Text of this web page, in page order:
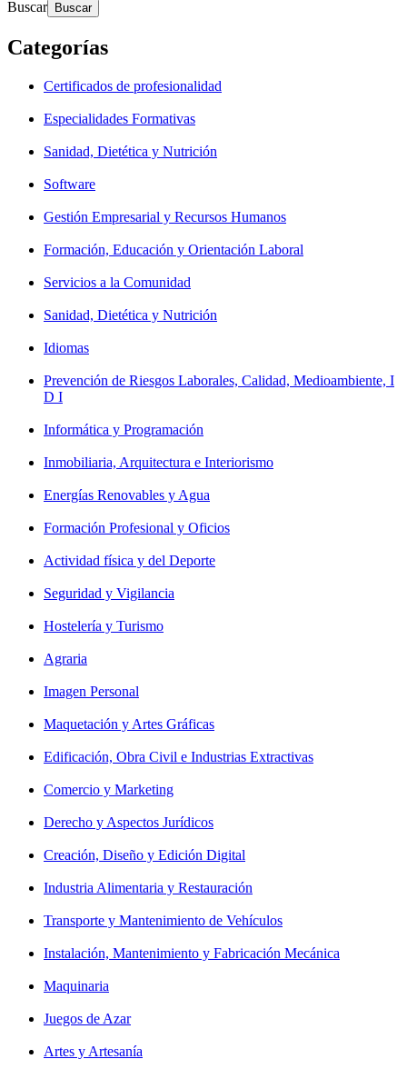
Buscar
Categorías
Certificados de profesionalidad
Especialidades Formativas
Sanidad, Dietética y Nutrición
Software
Gestión Empresarial y Recursos Humanos
Formación, Educación y Orientación Laboral
Servicios a la Comunidad
Sanidad, Dietética y Nutrición
Idiomas
Prevención de Riesgos Laborales, Calidad, Medioambiente, I
D I
Informática y Programación
Inmobiliaria, Arquitectura e Interiorismo
Energías Renovables y Agua
Formación Profesional y Oficios
Actividad física y del Deporte
Seguridad y Vigilancia
Hostelería y Turismo
Agraria
Imagen Personal
Maquetación y Artes Gráficas
Edificación, Obra Civil e Industrias Extractivas
Comercio y Marketing
Derecho y Aspectos Jurídicos
Creación, Diseño y Edición Digital
Industria Alimentaria y Restauración
Transporte y Mantenimiento de Vehículos
Instalación, Mantenimiento y Fabricación Mecánica
Maquinaria
Juegos de Azar
Artes y Artesanía